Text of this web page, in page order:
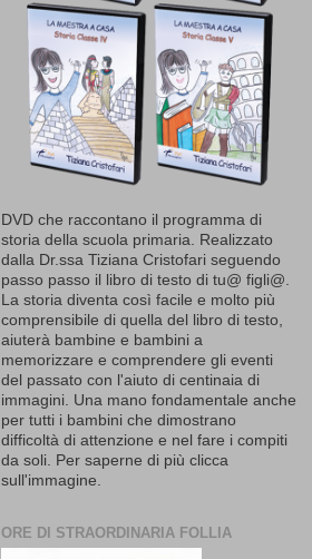
DVD che raccontano il programma di
storia della scuola primaria. Realizzato
dalla Dr.ssa Tiziana Cristofari seguendo
passo passo il libro di testo di tu@ figli@.
La storia diventa così facile e molto più
comprensibile di quella del libro di testo,
aiuterà bambine e bambini a
memorizzare e comprendere gli eventi
del passato con l'aiuto di centinaia di
immagini. Una mano fondamentale anche
per tutti i bambini che dimostrano
difficoltà di attenzione e nel fare i compiti
da soli. Per saperne di più clicca
sull'immagine.
ORE DI STRAORDINARIA FOLLIA